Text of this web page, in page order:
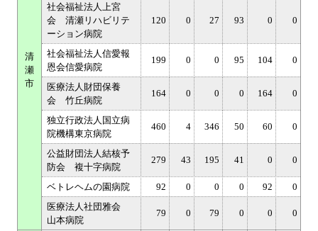
清
瀬
市
社会福祉法人上宮
会 清瀬リハビリテ
ーション病院
120 0 27 93 0 0
社会福祉法人信愛報
恩会信愛病院
199 0 0 95 104 0
医療法人財団保養
会 竹丘病院
164 0 0 0 164 0
独立行政法人国立病
院機構東京病院
460 4 346 50 60 0
公益財団法人結核予
防会 複十字病院
279 43 195 41 0 0
ベトレヘムの園病院 92 0 0 0 92
0
医療法人社団雅会
山本病院
79 0 79 0 0 0